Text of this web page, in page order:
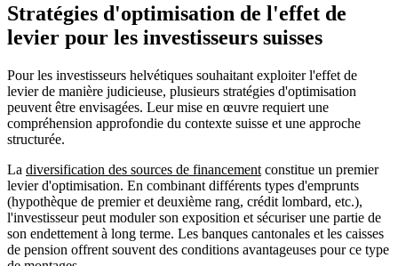
Stratégies d'optimisation de l'effet de
levier pour les investisseurs suisses
Pour les investisseurs helvétiques souhaitant exploiter l'effet de
levier de manière judicieuse, plusieurs stratégies d'optimisation
peuvent être envisagées. Leur mise en œuvre requiert une
compréhension approfondie du contexte suisse et une approche
structurée.
La diversification des sources de financement constitue un premier
levier d'optimisation. En combinant différents types d'emprunts
(hypothèque de premier et deuxième rang, crédit lombard, etc.),
l'investisseur peut moduler son exposition et sécuriser une partie de
son endettement à long terme. Les banques cantonales et les caisses
de pension offrent souvent des conditions avantageuses pour ce type